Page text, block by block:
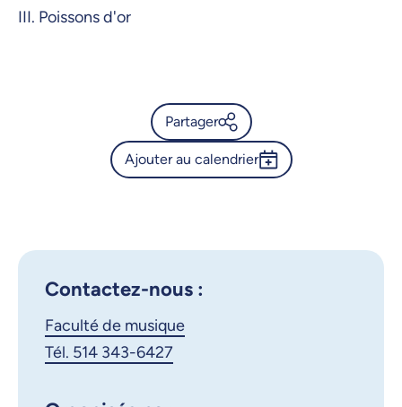
III. Poissons d'or
Partager
Calendrier de l’Université de
X.com
Ajouter au calendrier
Contactez-nous :
Faculté de musique
Tél. 514 343-6427